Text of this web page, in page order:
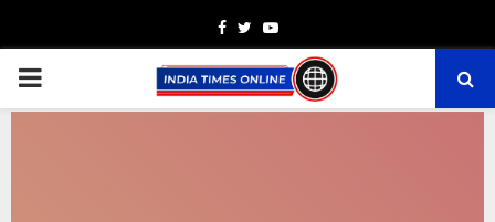
Facebook
TwitterYoutube
PRIMARY